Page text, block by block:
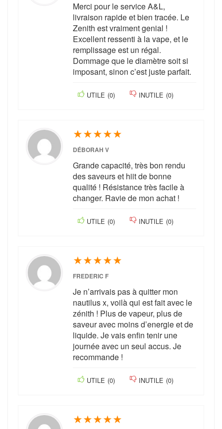
Merci pour le service A&L,
livraison rapide et bien tracée. Le
Zenith est vraiment genial !
Excellent ressenti à la vape, et le
remplissage est un régal.
Dommage que le diamètre soit si
imposant, sinon c’est juste parfait.
UTILE (0) INUTILE (0)
★★★★★
DÉBORAH V
Grande capacité, très bon rendu
des saveurs et hiit de bonne
qualité ! Résistance très facile à
changer. Ravie de mon achat !
UTILE (0) INUTILE (0)
★★★★★
FREDERIC F
Je n’arrivais pas à quitter mon
nautilus x, voilà qui est fait avec le
zénith ! Plus de vapeur, plus de
saveur avec moins d’energie et de
liquide. Je vais enfin tenir une
journée avec un seul accus. Je
recommande !
UTILE (0) INUTILE (0)
★★★★★